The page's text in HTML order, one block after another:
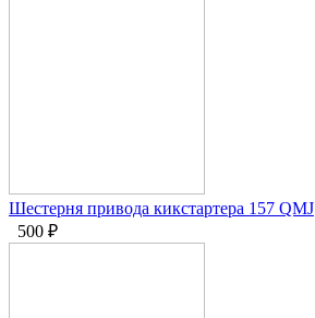
Шестерня привода кикстартера 157 QMJ
500 ₽